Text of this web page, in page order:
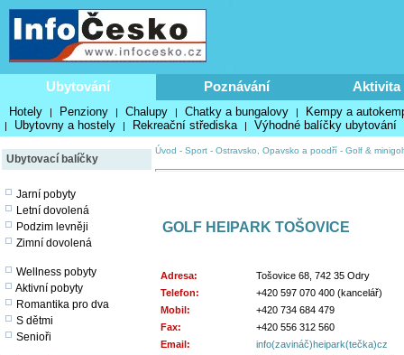
Ubytování Poznávání Aktivita
Hotely | Penziony | Chalupy | Chatky a bungalovy | Kempy a
| Ubytovny a hostely | Rekreační střediska | Výhodné balíčky ubytování
Ubytovací balíčky
Jarní pobyty
Letní dovolená
Podzim levněji
Zimní dovolená
Wellness pobyty
Aktivní pobyty
Romantika pro dva
S dětmi
Senioři
Úvod - Sport - Ostravsko, Opavsko a poodří - Golf &
GOLF HEIPARK TOŠOVICE
Adresa:
Tošovice 68, 742 35 Odry
Telefon:
+420 597 070 400 (kancelář)
Mobil:
+420 734 684 479
Fax:
+420 556 312 560
Email:
info(zavináč)heipark(tečka)cz